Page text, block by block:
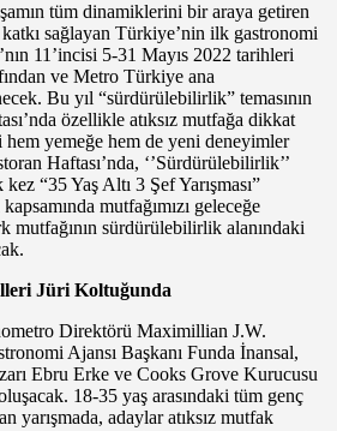
tüm dinamiklerini bir araya getiren
sağlayan Türkiye’nin ilk gastronomi
11’incisi 5-31 Mayıs 2022 tarihleri
ve Metro Türkiye ana
Bu yıl “sürdürülebilirlik” temasının
özellikle atıksız mutfağa dikkat
yemeğe hem de yeni deneyimler
Haftası’nda, ‘’Sürdürülebilirlik’’
“35 Yaş Altı 3 Şef Yarışması”
mutfağımızı geleceğe
mutfağının sürdürülebilirlik alanındaki
Jüri Koltuğunda
Direktörü Maximillian J.W.
Ajansı Başkanı Funda İnansal,
Ebru Erke ve Cooks Grove Kurucusu
18-35 yaş arasındaki tüm genç
yarışmada, adaylar atıksız mutfak